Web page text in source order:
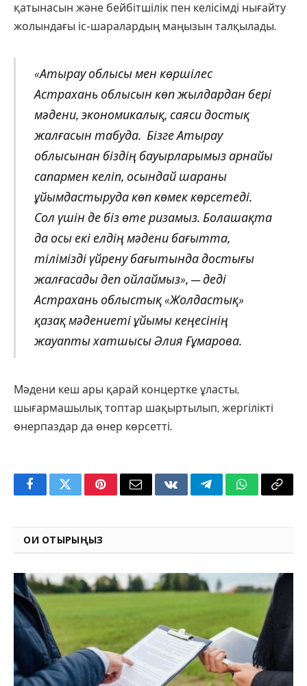
қатынасын және бейбітшілік пен келісімді нығайту
жолындағы іс-шаралардың маңызын талқылады.
«Атырау облысы мен көршілес
Астрахань облысын көп жылдардан бері
мәдени, экономикалық, саяси достық
жалғасын табуда. БізгеАтырау
облысынан біздің бауырларымыз арнайы
сапармен келіп, осындай шараны
ұйымдастыруда көп көмек көрсетеді.
Сол үшін де біз өте ризамыз. Болашақта
да осы екі елдің мәдени бағытта,
тілімізді үйрену бағытында достығы
жалғасады деп ойлаймыз», — деді
Астрахань облыстық «Жолдастық»
қазақ мәдениеті ұйымы кеңесінің
жауапты хатшысы Әлия Ғұмарова.
Мәдени кеш ары қарай концертке ұласты,
шығармашылық топтар шақыртылып, жергілікті
өнерпаздар да өнер көрсетті.
FacebookTwitterPinterestEmail VKontakteTelegramWhatsApp
Copy
ОҚИ ОТЫРЫҢЫЗ